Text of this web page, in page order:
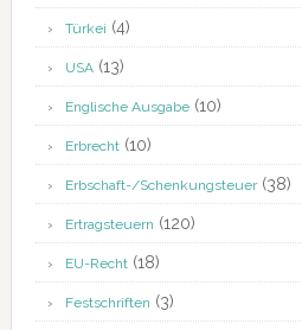
Türkei (4)
USA(13)
Englische Ausgabe(10)
Erbrecht(10)
Erbschaft-/Schenkungsteuer(38)
Ertragsteuern (120)
EU-Recht(18)
Festschriften (3)